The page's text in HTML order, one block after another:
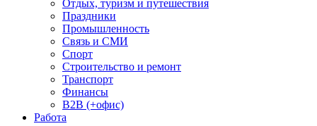
Отдых, туризм и путешествия
Праздники
Промышленность
Связь и СМИ
Спорт
Строительство и ремонт
Транспорт
Финансы
B2B (+офис)
Работа